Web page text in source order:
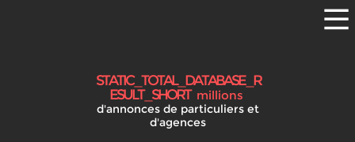
STAT
I
C_TOTA
L_DATABAS
E_R
ESUL
T_SHOR
T millions
d'annonces de particuliers et
d'agences